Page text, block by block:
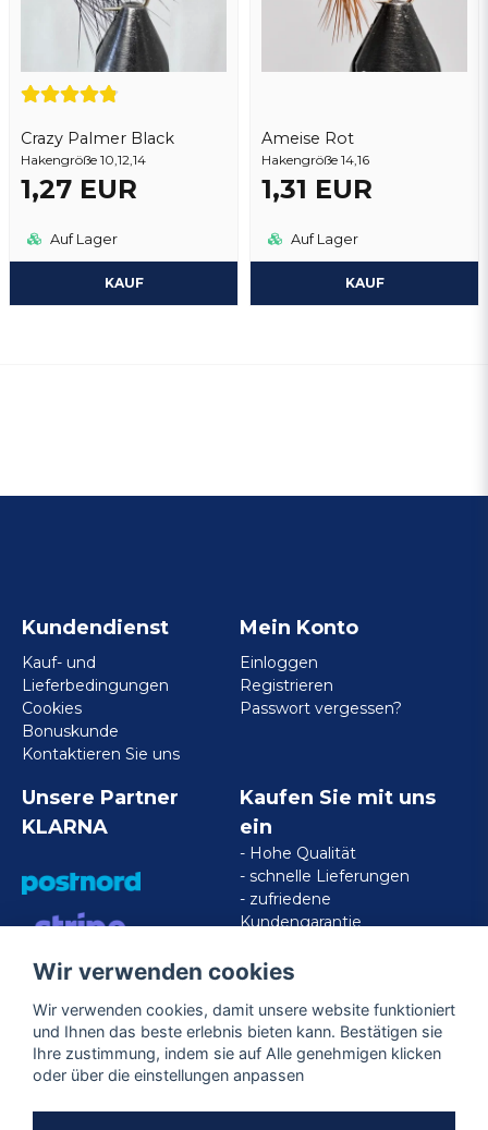
Crazy Palmer Black
Hakengröße 10,12,14
1,27 EUR
Auf Lager
KAUF
Ameise Rot
Hakengröße 14,16
1,31 EUR
Auf Lager
KAUF
Kundendienst
Kauf- und
Lieferbedingungen
Cookies
Bonuskunde
Kontaktieren Sie uns
Mein Konto
Einloggen
Registrieren
Passwort vergessen?
Unsere Partner
KLARNA
VISA/MASTERCARD/AMERICAN
EXPRESS
Kaufen Sie mit uns
ein
- Hohe Qualität
- schnelle Lieferungen
- zufriedene
Kundengarantie
Folgen Sie uns
Wir verwenden cookies
Wir verwenden cookies, damit unsere website funktioniert
und Ihnen das beste erlebnis bieten kann. Bestätigen sie
Ihre zustimmung, indem sie auf Alle genehmigen klicken
oder über die einstellungen anpassen